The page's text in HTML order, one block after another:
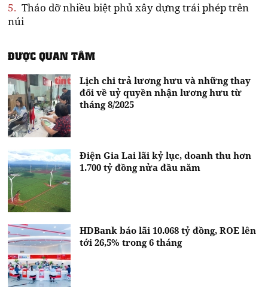
5. Tháo dỡ nhiều biệt phủ xây dựng trái phép trên
núi
ĐƯỢC QUAN TÂM
Lịch chi trả lương hưu và những thay
đổi về uỷ quyền nhận lương hưu từ
tháng 8/2025
Điện Gia Lai lãi kỷ lục, doanh thu hơn
1.700 tỷ đồng nửa đầu năm
HDBank báo lãi 10.068 tỷ đồng, ROE lên
tới 26,5% trong 6 tháng